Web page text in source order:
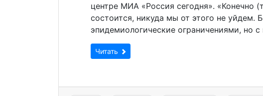
центре МИА «Россия сегодня». «Конечно
состоится, никуда мы от этого не уйдем.
эпидемиологические ограничениями, но
Читать